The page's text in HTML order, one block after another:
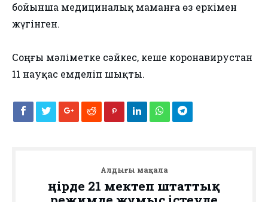
бойынша медициналық маманға өз еркімен
жүгінген.
Соңғы мәліметке сәйкес, кеше коронавирустан
11 науқас емделіп шықты.
Алдыңғы мақала
Өңірде 21 мектеп штаттық